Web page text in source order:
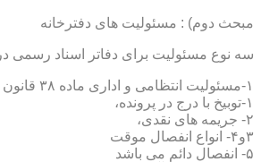
مبحث دوم) : مسئولیت های دفترخانه
سه نوع مسئولیت برای دفاتر اسناد رسمی
۱-مسئولیت انتظامی و اداری ماده ۳۸ قانون دفاتر اسناد رسمی مجازات های انتظامی را برمی شمرد که ۵ درجه شامل :
۱-توبیخ با درج در پرونده،
۲- جریمه های نقدی،
۳و۴- انواع انفصال موقت
۵- انفصال دائم می باشد